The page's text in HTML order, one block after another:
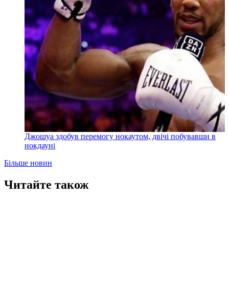
Джошуа здобув перемогу нокаутом, двічі побувавши в
нокдауні
Більше новин
Читайте також